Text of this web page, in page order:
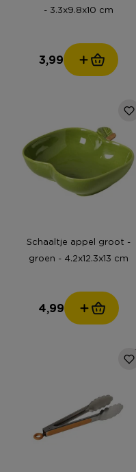
- 3.3x9.8x10 cm
3,99
Schaaltje appel groot -
groen - 4.2x12.3x13 cm
4,99